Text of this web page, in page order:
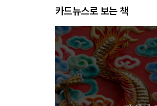
카드뉴스로 보는 책